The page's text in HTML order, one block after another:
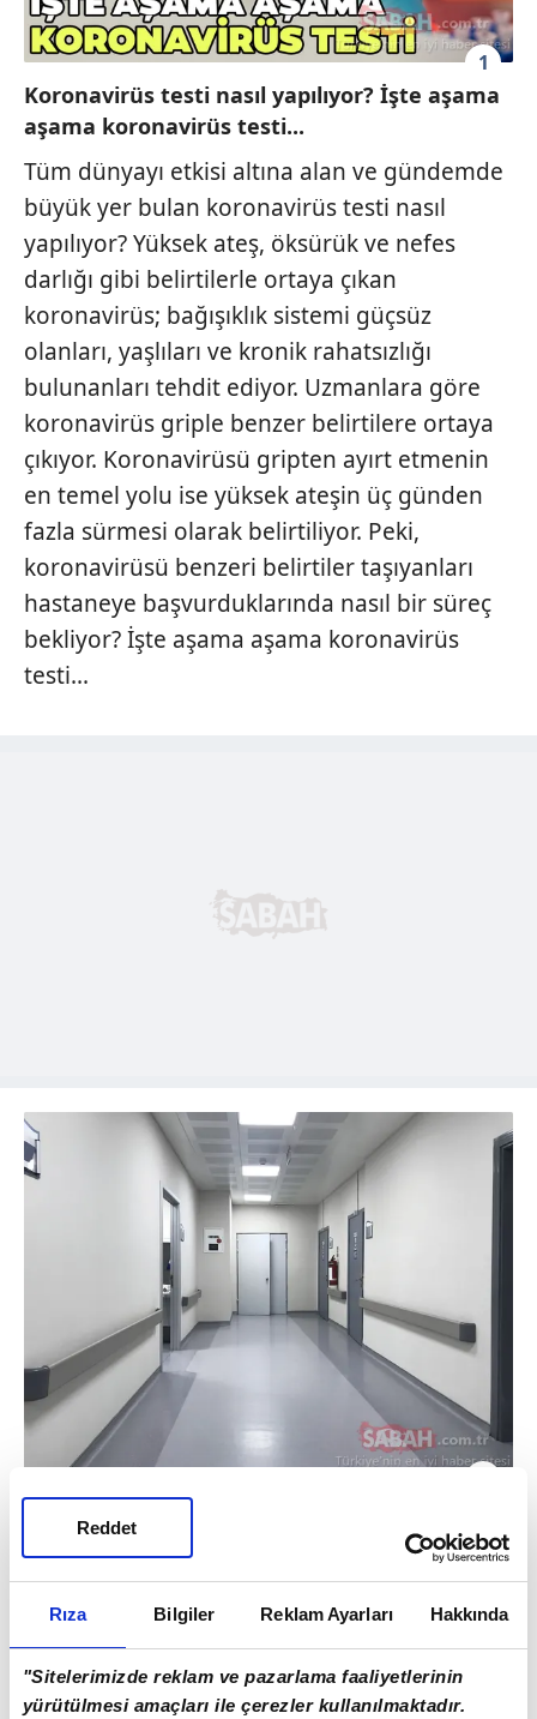
Rıza Bilgiler Reklam Ayarları Hakkında
"Sitelerimizde reklam ve pazarlama faaliyetlerinin
yürütülmesi amaçları ile çerezler kullanılmaktadır.
Reddet
1
Koronavirüs testi nasıl yapılıyor? İşte aşama
aşama koronavirüs testi...
Tüm dünyayı etkisi altına alan ve gündemde
büyük yer bulan koronavirüs testi nasıl
yapılıyor? Yüksek ateş, öksürük ve nefes
darlığı gibi belirtilerle ortaya çıkan
koronavirüs; bağışıklık sistemi güçsüz
olanları, yaşlıları ve kronik rahatsızlığı
bulunanları tehdit ediyor. Uzmanlara göre
koronavirüs griple benzer belirtilere ortaya
çıkıyor. Koronavirüsü gripten ayırt etmenin
en temel yolu ise yüksek ateşin üç günden
fazla sürmesi olarak belirtiliyor. Peki,
koronavirüsü benzeri belirtiler taşıyanları
hastaneye başvurduklarında nasıl bir süreç
bekliyor? İşte aşama aşama koronavirüs
testi...
Koronavirüs testi nasıl yapılıyor? İşte aşama
aşama koronavirüs testi...
Belirtileri hisseden kişi koronavirüs
şüphesiyle hastaneye gittiğinde,
hastanelerde tek bir kapıdan giriş
gerçekleşiyor.